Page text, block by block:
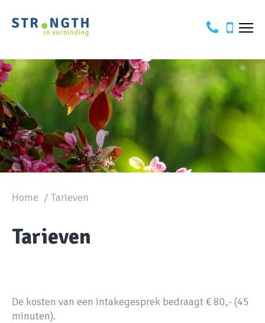
Home Tarieven
Tarieven
De kosten van een intakegesprek bedraagt € 80,- (45
minuten).